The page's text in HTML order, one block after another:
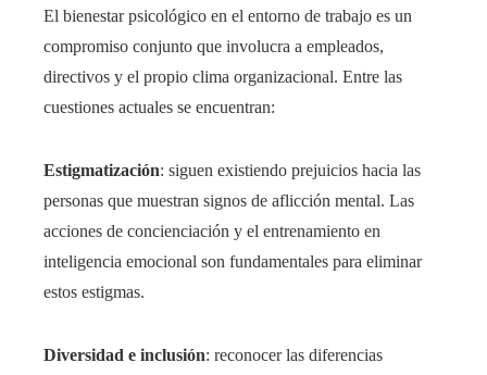
El bienestar psicológico en el entorno de trabajo es un
compromiso conjunto que involucra a empleados,
directivos y el propio clima organizacional. Entre las
cuestiones actuales se encuentran:
Estigmatización: siguen existiendo prejuicios hacia las
personas que muestran signos de aflicción mental. Las
acciones de concienciación y el entrenamiento en
inteligencia emocional son fundamentales para eliminar
estos estigmas.
Diversidad e inclusión: reconocer las diferencias